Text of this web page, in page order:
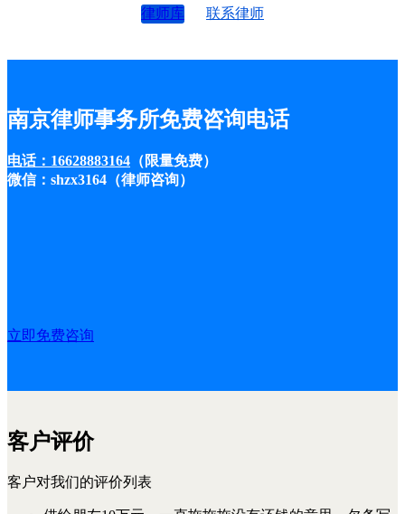
律师库 联系律师
南京律师事务所免费咨询电话
电话：16628883164 （限量免费）
微信：shzx3164（律师咨询）
立即免费咨询
客户评价
客户对我们的评价列表